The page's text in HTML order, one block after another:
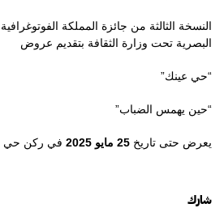
النسخة الثالثة من جائزة المملكة
البصرية تحت وزارة الثقافة بتقديم عروض
“حي عينك”
“حين يهمس الضباب”
يعرض حتى تاريخ في ركن حي
شارك